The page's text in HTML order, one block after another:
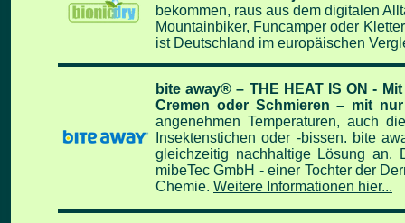
bekommen, raus aus dem digitalen
Mountainbiker, Funcamper oder
ist Deutschland im europäischen
bite away® – THE HEAT IS ON -
Cremen oder Schmieren – mit
angenehmen Temperaturen, auch
Insektenstichen oder -bissen. bite
gleichzeitig nachhaltige Lösung an.
mibeTec GmbH - einer Tochter der
Chemie. Weitere Informationen hier...